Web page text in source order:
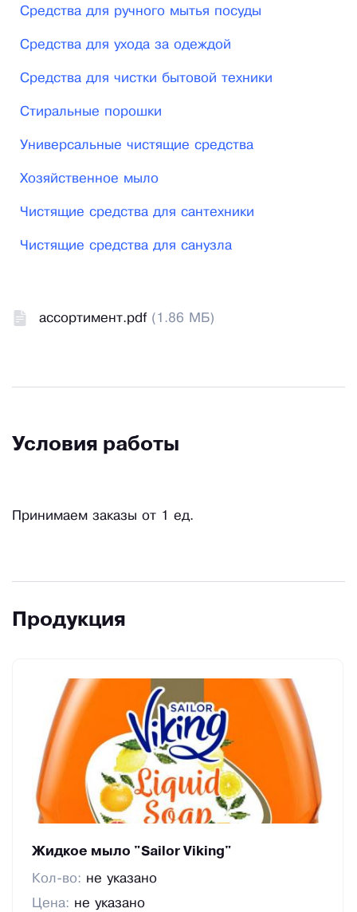
Средства для ручного мытья посуды
Средства для ухода за одеждой
Средства для чистки бытовой техники
Стиральные порошки
Универсальные чистящие средства
Хозяйственное мыло
Чистящие средства для сантехники
Чистящие средства для санузла
ассортимент.pdf (1.86 МБ)
Условия работы
Принимаем заказы от 1 ед.
Продукция
Жидкое мыло "Sailor Viking"
Кол-во: не указано
Цена: не указано